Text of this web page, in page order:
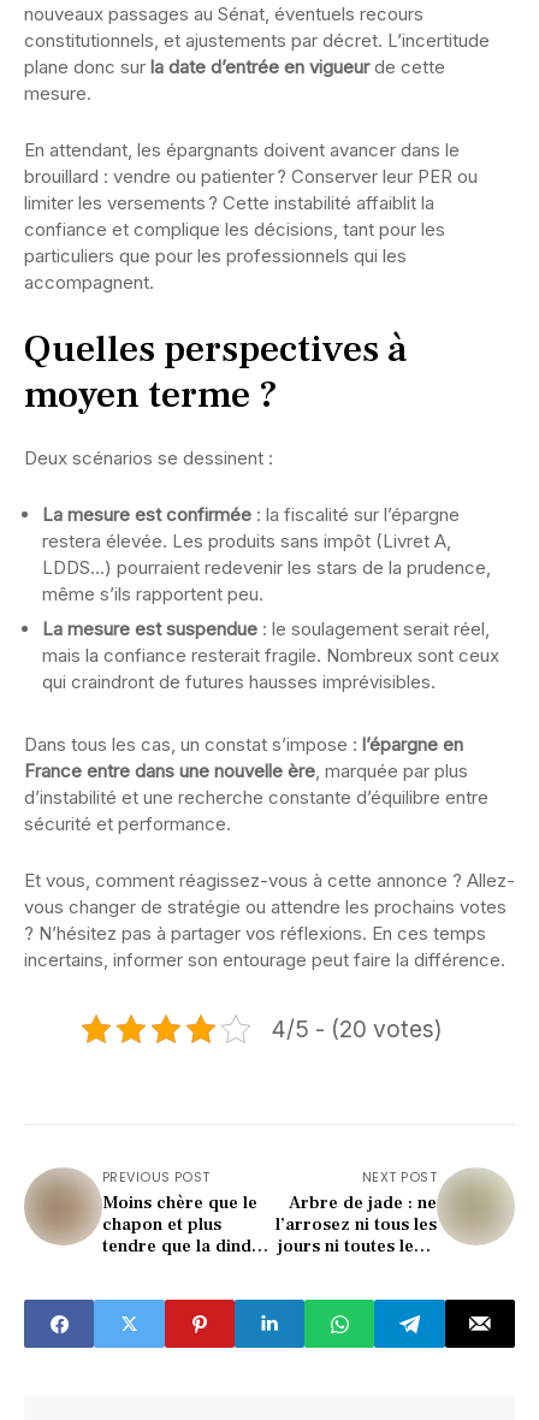
nouveaux passages au Sénat, éventuels recours
constitutionnels, et ajustements par décret. L’incertitude
plane donc sur la date d’entrée en vigueurde cette
mesure.
En attendant, les épargnants doivent avancer dans le
brouillard : vendre ou patienter ? Conserver leur PER ou
limiter les versements ? Cette instabilité affaiblit la
confiance et complique les décisions, tant pour les
particuliers que pour les professionnels qui les
accompagnent.
Quelles perspectives à
moyen terme ?
Deux scénarios se dessinent :
La mesure est confirmée : la fiscalité sur l’épargne
restera élevée. Les produits sans impôt (Livret A,
LDDS…) pourraient redevenir les stars de la prudence,
même s’ils rapportent peu.
La mesure est suspendue : le soulagement serait réel,
mais la confiance resterait fragile. Nombreux sont ceux
qui craindront de futures hausses imprévisibles.
Dans tous les cas, un constat s’impose : l’épargne en
France entre dans une nouvelle ère, marquée par plus
d’instabilité et une recherche constante d’équilibre entre
sécurité et performance.
Et vous, comment réagissez-vous à cette annonce ? Allez-
vous changer de stratégie ou attendre les prochains votes
? N’hésitez pas à partager vos réflexions. En ces temps
incertains, informer son entourage peut faire la différence.
4/5 - (20 votes)
PREVIOUS POST
Moins chère que le
chapon et plus
tendre que la dinde,
excellent
compromis
NEXT POST
Arbre de jade : ne
l’arrosez ni tous les
jours ni toutes les 2
estival qui le sauve